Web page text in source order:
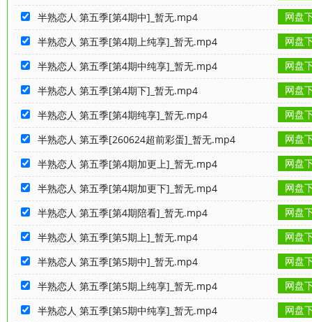
半熟恋人 第五季[第4期中]_暂无.mp4
网盘
半熟恋人 第五季[第4期上纯享]_暂无.mp4
网盘
半熟恋人 第五季[第4期中纯享]_暂无.mp4
网盘
半熟恋人 第五季[第4期下]_暂无.mp4
网盘
半熟恋人 第五季[第4期纯享]_暂无.mp4
网盘
半熟恋人 第五季[260624超前彩蛋]_暂无.mp4
网盘
半熟恋人 第五季[第4期加更上]_暂无.mp4
网盘
半熟恋人 第五季[第4期加更下]_暂无.mp4
网盘
半熟恋人 第五季[第4期陪看]_暂无.mp4
网盘
半熟恋人 第五季[第5期上]_暂无.mp4
网盘
半熟恋人 第五季[第5期中]_暂无.mp4
网盘
半熟恋人 第五季[第5期上纯享]_暂无.mp4
网盘
半熟恋人 第五季[第5期中纯享]_暂无.mp4
网盘